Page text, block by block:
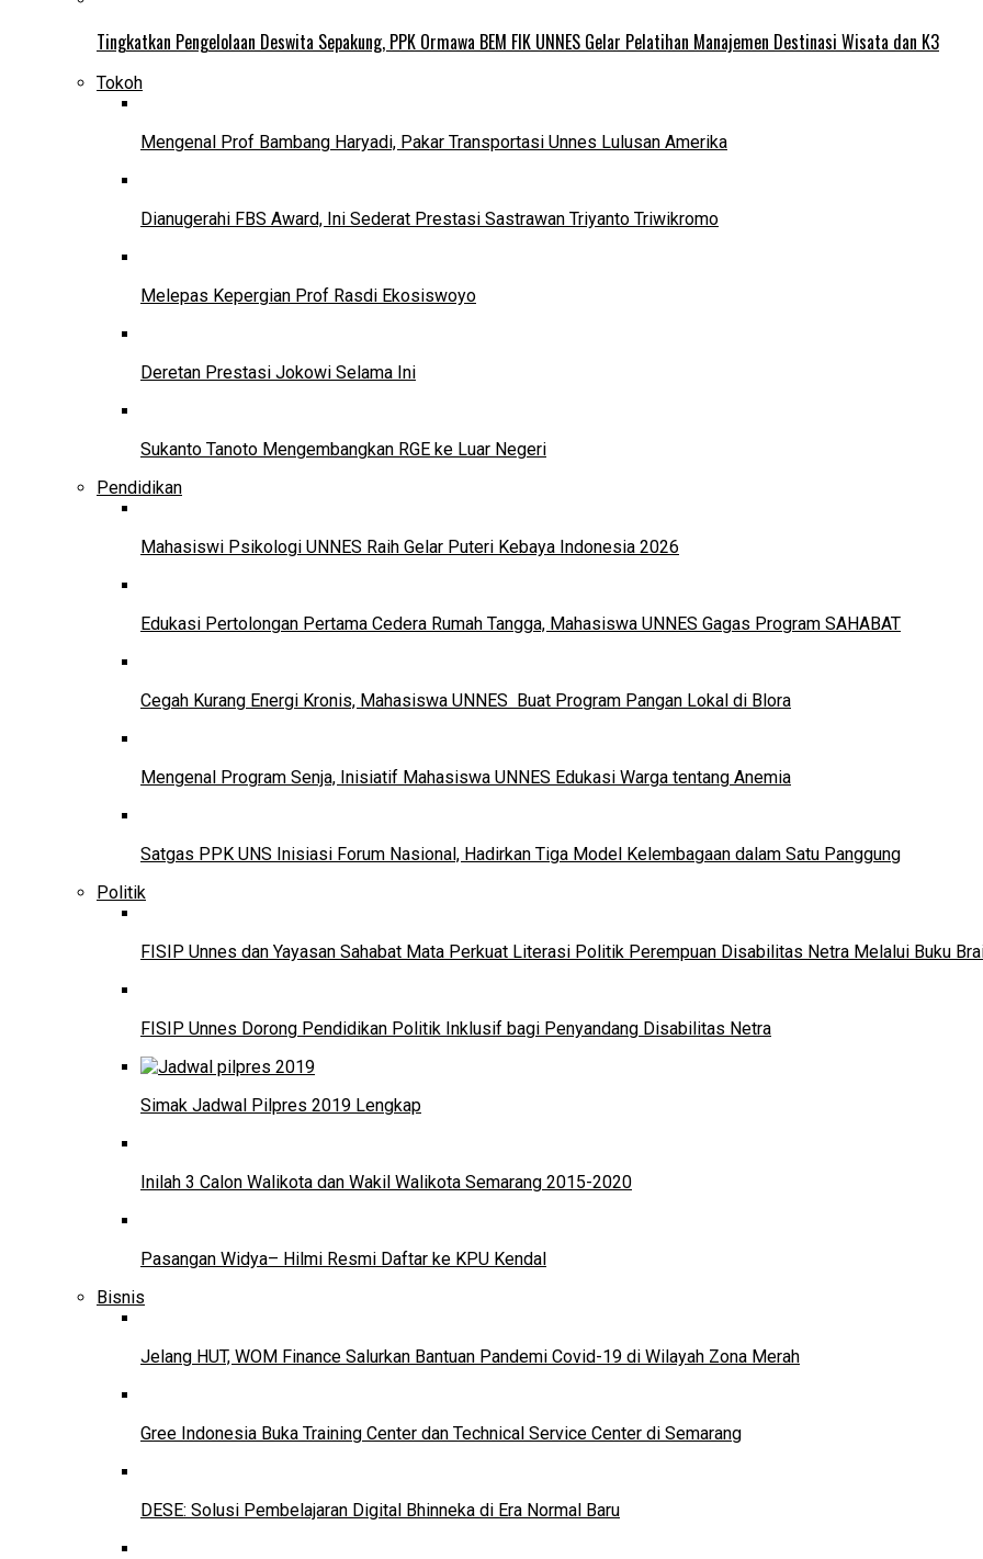
Tingkatkan Pengelolaan Deswita Sepakung, PPK Ormawa BEM FIK UNNES Gelar Pelatihan Manajemen Destinasi Wisata dan K3
Tokoh
Mengenal Prof Bambang Haryadi, Pakar Transportasi Unnes Lulusan Amerika
Dianugerahi FBS Award, Ini Sederat Prestasi Sastrawan Triyanto Triwikromo
Melepas Kepergian Prof Rasdi Ekosiswoyo
Deretan Prestasi Jokowi Selama Ini
Sukanto Tanoto Mengembangkan RGE ke Luar Negeri
Pendidikan
Mahasiswi Psikologi UNNES Raih Gelar Puteri Kebaya Indonesia 2026
Edukasi Pertolongan Pertama Cedera Rumah Tangga, Mahasiswa UNNES Gagas Program SAHABAT
Cegah Kurang Energi Kronis, Mahasiswa UNNES Buat Program Pangan Lokal di Blora
Mengenal Program Senja, Inisiatif Mahasiswa UNNES Edukasi Warga tentang Anemia
Satgas PPK UNS Inisiasi Forum Nasional, Hadirkan Tiga Model Kelembagaan dalam Satu Panggung
Politik
FISIP Unnes dan Yayasan Sahabat Mata Perkuat Literasi Politik Perempuan Disabilitas Netra Melalui Buku
FISIP Unnes Dorong Pendidikan Politik Inklusif bagi Penyandang Disabilitas Netra
Simak Jadwal Pilpres 2019 Lengkap
Inilah 3 Calon Walikota dan Wakil Walikota Semarang 2015-2020
Pasangan Widya– Hilmi Resmi Daftar ke KPU Kendal
Bisnis
Jelang HUT, WOM Finance Salurkan Bantuan Pandemi Covid-19 di Wilayah Zona Merah
Gree Indonesia Buka Training Center dan Technical Service Center di Semarang
DESE: Solusi Pembelajaran Digital Bhinneka di Era Normal Baru